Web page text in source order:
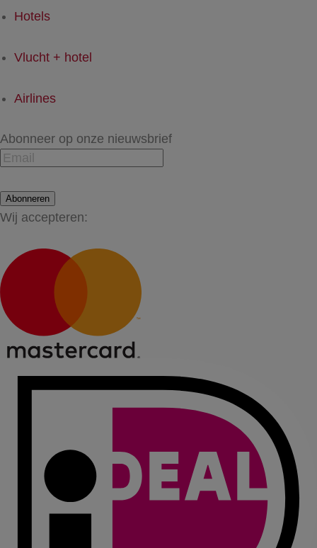
Hotels
Vlucht + hotel
Airlines
Abonneer op onze nieuwsbrief
Abonneren
Wij accepteren: